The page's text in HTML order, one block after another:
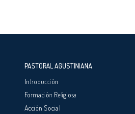
PASTORAL AGUSTINIANA
Introducción
Formación Religiosa
Acción Social